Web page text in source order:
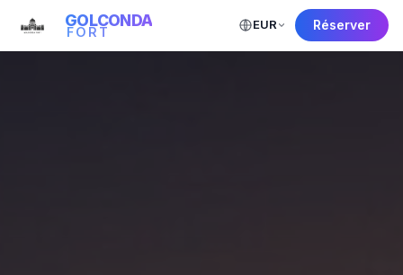
GOLCONDA
FORT EUR Réserver